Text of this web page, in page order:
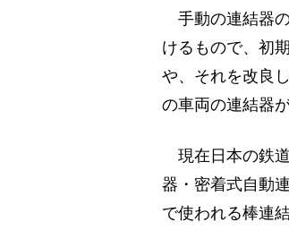
手動の連結器
けるもので、初
や、それを改良
の車両の連結器
現在日本の鉄
器・密着式自動
で使われる棒連